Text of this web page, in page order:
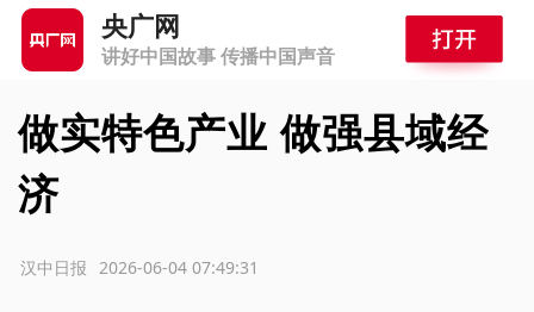
央广网
讲好中国故事 传播中国声音
做实特色产业 做强县域经
济
2026-06-04 07:49:31
汉中日报